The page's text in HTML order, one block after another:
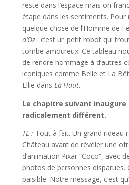
reste dans l’espace mais on
étape dans les sentiments. Pour
quelque chose de l’Homme de
d’Oz: c’est un petit robot qui
tombe amoureux. Ce tableau
de rendre hommage à d’autres
iconiques comme Belle et La
Ellie dans Là-Haut.
Le chapitre suivant inaugure
radicalement différent.
TL : Tout à fait. Un grand rideau
Château avant de révéler une
d’animation Pixar “Coco”, avec
photos de personnes disparues.
paisible. Notre message, c’est